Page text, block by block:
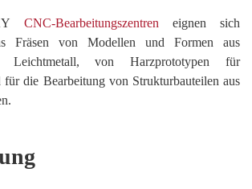
CNC-Bearbeitungszentren eignen sich
Fräsen von Modellen und Formen aus
Leichtmetall, von Harzprototypen für
für die Bearbeitung von Strukturbauteilen aus